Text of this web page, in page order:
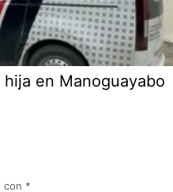
en Manoguayabo
con *